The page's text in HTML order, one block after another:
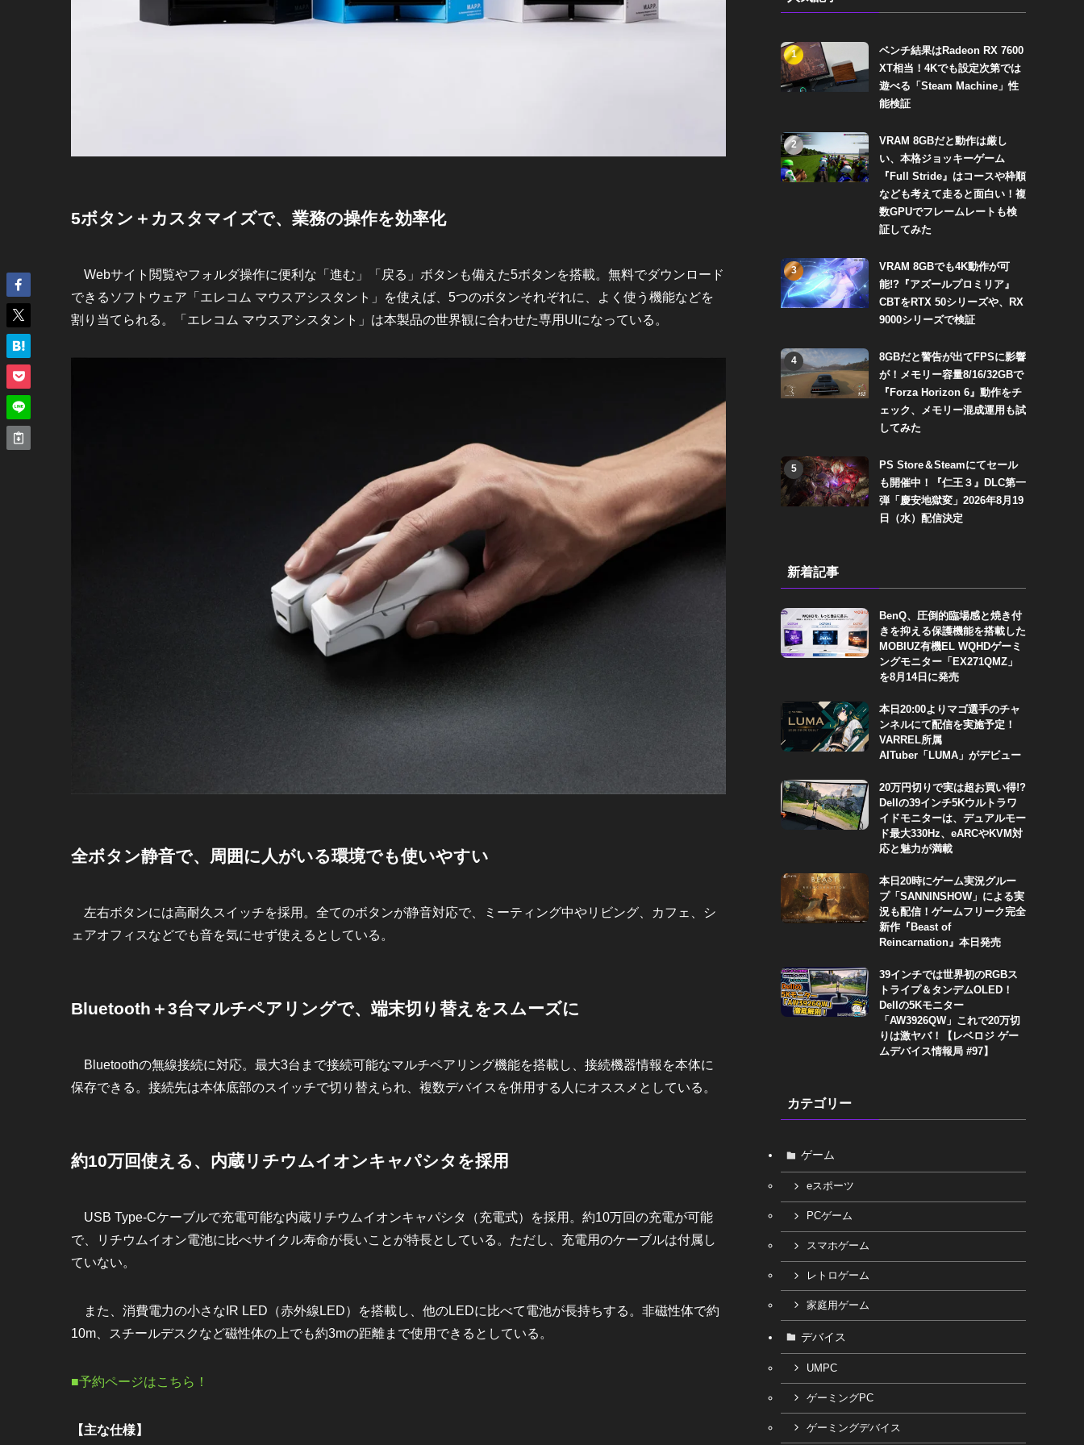
5ボタン＋カスタマイズで、業務の操作を効率化
Webサイト閲覧やフォルダ操作に便利な「進む」「戻る」ボタンも備えた5ボタンを搭載。無料でダウンロード
できるソフトウェア「エレコム マウスアシスタント」を使えば、5つのボタンそれぞれに、よく使う機能などを
割り当てられる。「エレコム マウスアシスタント」は本製品の世界観に合わせた専用UIになっている。
全ボタン静音で、周囲に人がいる環境でも使いやすい
左右ボタンには高耐久スイッチを採用。全てのボタンが静音対応で、ミーティング中やリビング、カフェ、シ
ェアオフィスなどでも音を気にせず使えるとしている。
Bluetooth＋3台マルチペアリングで、端末切り替えをスムーズに
Bluetoothの無線接続に対応。最大3台まで接続可能なマルチペアリング機能を搭載し、接続機器情報を本体に
保存できる。接続先は本体底部のスイッチで切り替えられ、複数デバイスを併用する人にオススメとしている。
約10万回使える、内蔵リチウムイオンキャパシタを採用
USB Type-Cケーブルで充電可能な内蔵リチウムイオンキャパシタ（充電式）を採用。約10万回の充電が可能
で、リチウムイオン電池に比べサイクル寿命が長いことが特長としている。ただし、充電用のケーブルは付属し
ていない。
また、消費電力の小さなIR LED（赤外線LED）を搭載し、他のLEDに比べて電池が長持ちする。非磁性体で約
10m、スチールデスクなど磁性体の上でも約3mの距離まで使用できるとしている。
■予約ページはこちら！
【主な仕様】
1
ベンチ結果はRadeon RX 7600
XT相当！4Kでも設定次第では
遊べる「Steam Machine」性
能検証
2
VRAM 8GBだと動作は厳し
い、本格ジョッキーゲーム
『Full Stride』はコースや枠順
なども考えて走ると面白い！複
数GPUでフレームレートも検
証してみた
3
VRAM 8GBでも4K動作が可
能!?『アズールプロミリア』
CBTをRTX 50シリーズや、RX
9000シリーズで検証
4
8GBだと警告が出てFPSに影響
が！メモリー容量8/16/32GBで
『Forza Horizon 6』動作をチ
ェック、メモリー混成運用も試
してみた
5
PS Store＆Steamにてセール
も開催中！『仁王３』DLC第一
弾「慶安地獄変」2026年8月19
日（水）配信決定
新着記事
BenQ、圧倒的臨場感と焼き付
きを抑える保護機能を搭載した
MOBIUZ有機EL WQHDゲーミ
ングモニター「EX271QMZ」
を8月14日に発売
本日20:00よりマゴ選手のチャ
ンネルにて配信を実施予定！
VARREL所属
AITuber「LUMA」がデビュー
20万円切りで実は超お買い得!?
Dellの39インチ5Kウルトラワ
イドモニターは、デュアルモー
ド最大330Hz、eARCやKVM対
応と魅力が満載
本日20時にゲーム実況グルー
プ「SANNINSHOW」による実
況も配信！ゲームフリーク完全
新作『Beast of
Reincarnation』本日発売
39インチでは世界初のRGBス
トライプ＆タンデムOLED！
Dellの5Kモニター
「AW3926QW」これで20万切
りは激ヤバ！【レベロジ ゲー
ムデバイス情報局 #97】
カテゴリー
ゲーム
eスポーツ
PCゲーム
スマホゲーム
レトロゲーム
家庭用ゲーム
デバイス
UMPC
ゲーミングPC
ゲーミングデバイス